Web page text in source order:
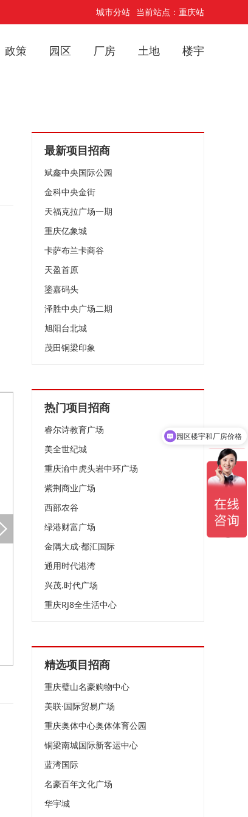
城市分站 当前站点：重庆站
政策 园区 厂房 土地 楼宇
最新项目招商
斌鑫中央国际公园
金科中央金街
天福克拉广场一期
重庆亿象城
卡萨布兰卡商谷
天盈首原
鎏嘉码头
泽胜中央广场二期
旭阳台北城
茂田铜梁印象
热门项目招商
睿尔诗教育广场
美全世纪城
重庆渝中虎头岩中环广场
紫荆商业广场
西部农谷
绿港财富广场
金隅大成·都汇国际
通用时代港湾
兴茂.时代广场
重庆RJ8全生活中心
精选项目招商
重庆璧山名豪购物中心
美联·国际贸易广场
重庆奥体中心奥体体育公园
铜梁南城国际新客运中心
蓝湾国际
名豪百年文化广场
华宇城
园区楼宇和厂房价格